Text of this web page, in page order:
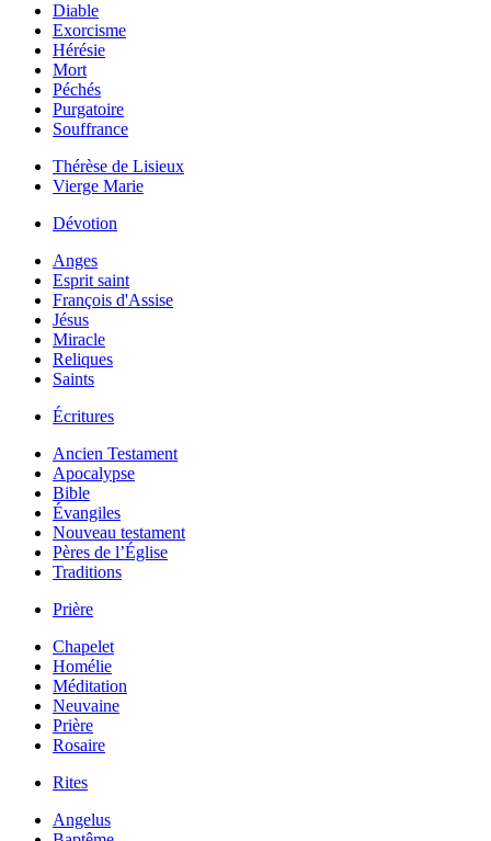
Diable
Exorcisme
Hérésie
Mort
Péchés
Purgatoire
Souffrance
Thérèse de Lisieux
Vierge Marie
Dévotion
Anges
Esprit saint
François d'Assise
Jésus
Miracle
Reliques
Saints
Écritures
Ancien Testament
Apocalypse
Bible
Évangiles
Nouveau testament
Pères de l’Église
Traditions
Prière
Chapelet
Homélie
Méditation
Neuvaine
Prière
Rosaire
Rites
Angelus